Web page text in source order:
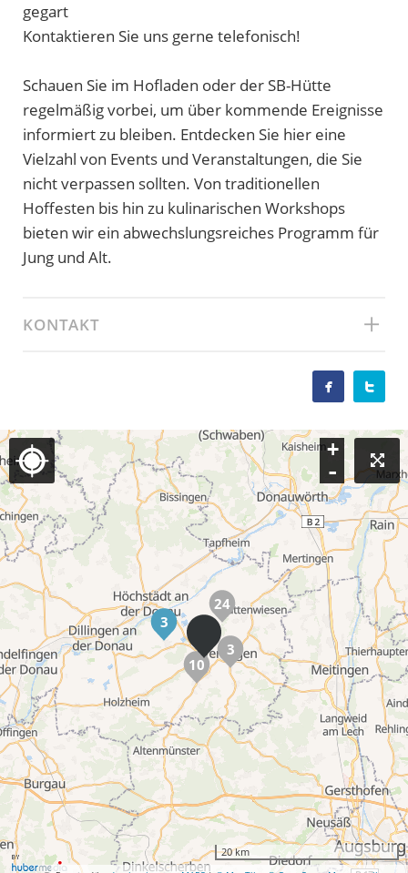
gegart
Kontaktieren Sie uns gerne telefonisch!
Schauen Sie im Hofladen oder der SB-Hütte
regelmäßig vorbei, um über kommende Ereignisse
informiert zu bleiben. Entdecken Sie hier eine
Vielzahl von Events und Veranstaltungen, die Sie
nicht verpassen sollten. Von traditionellen
Hoffesten bis hin zu kulinarischen Workshops
bieten wir ein abwechslungsreiches Programm für
Jung und Alt.
KONTAKT
 
3
10
24
3
+
-
20 km